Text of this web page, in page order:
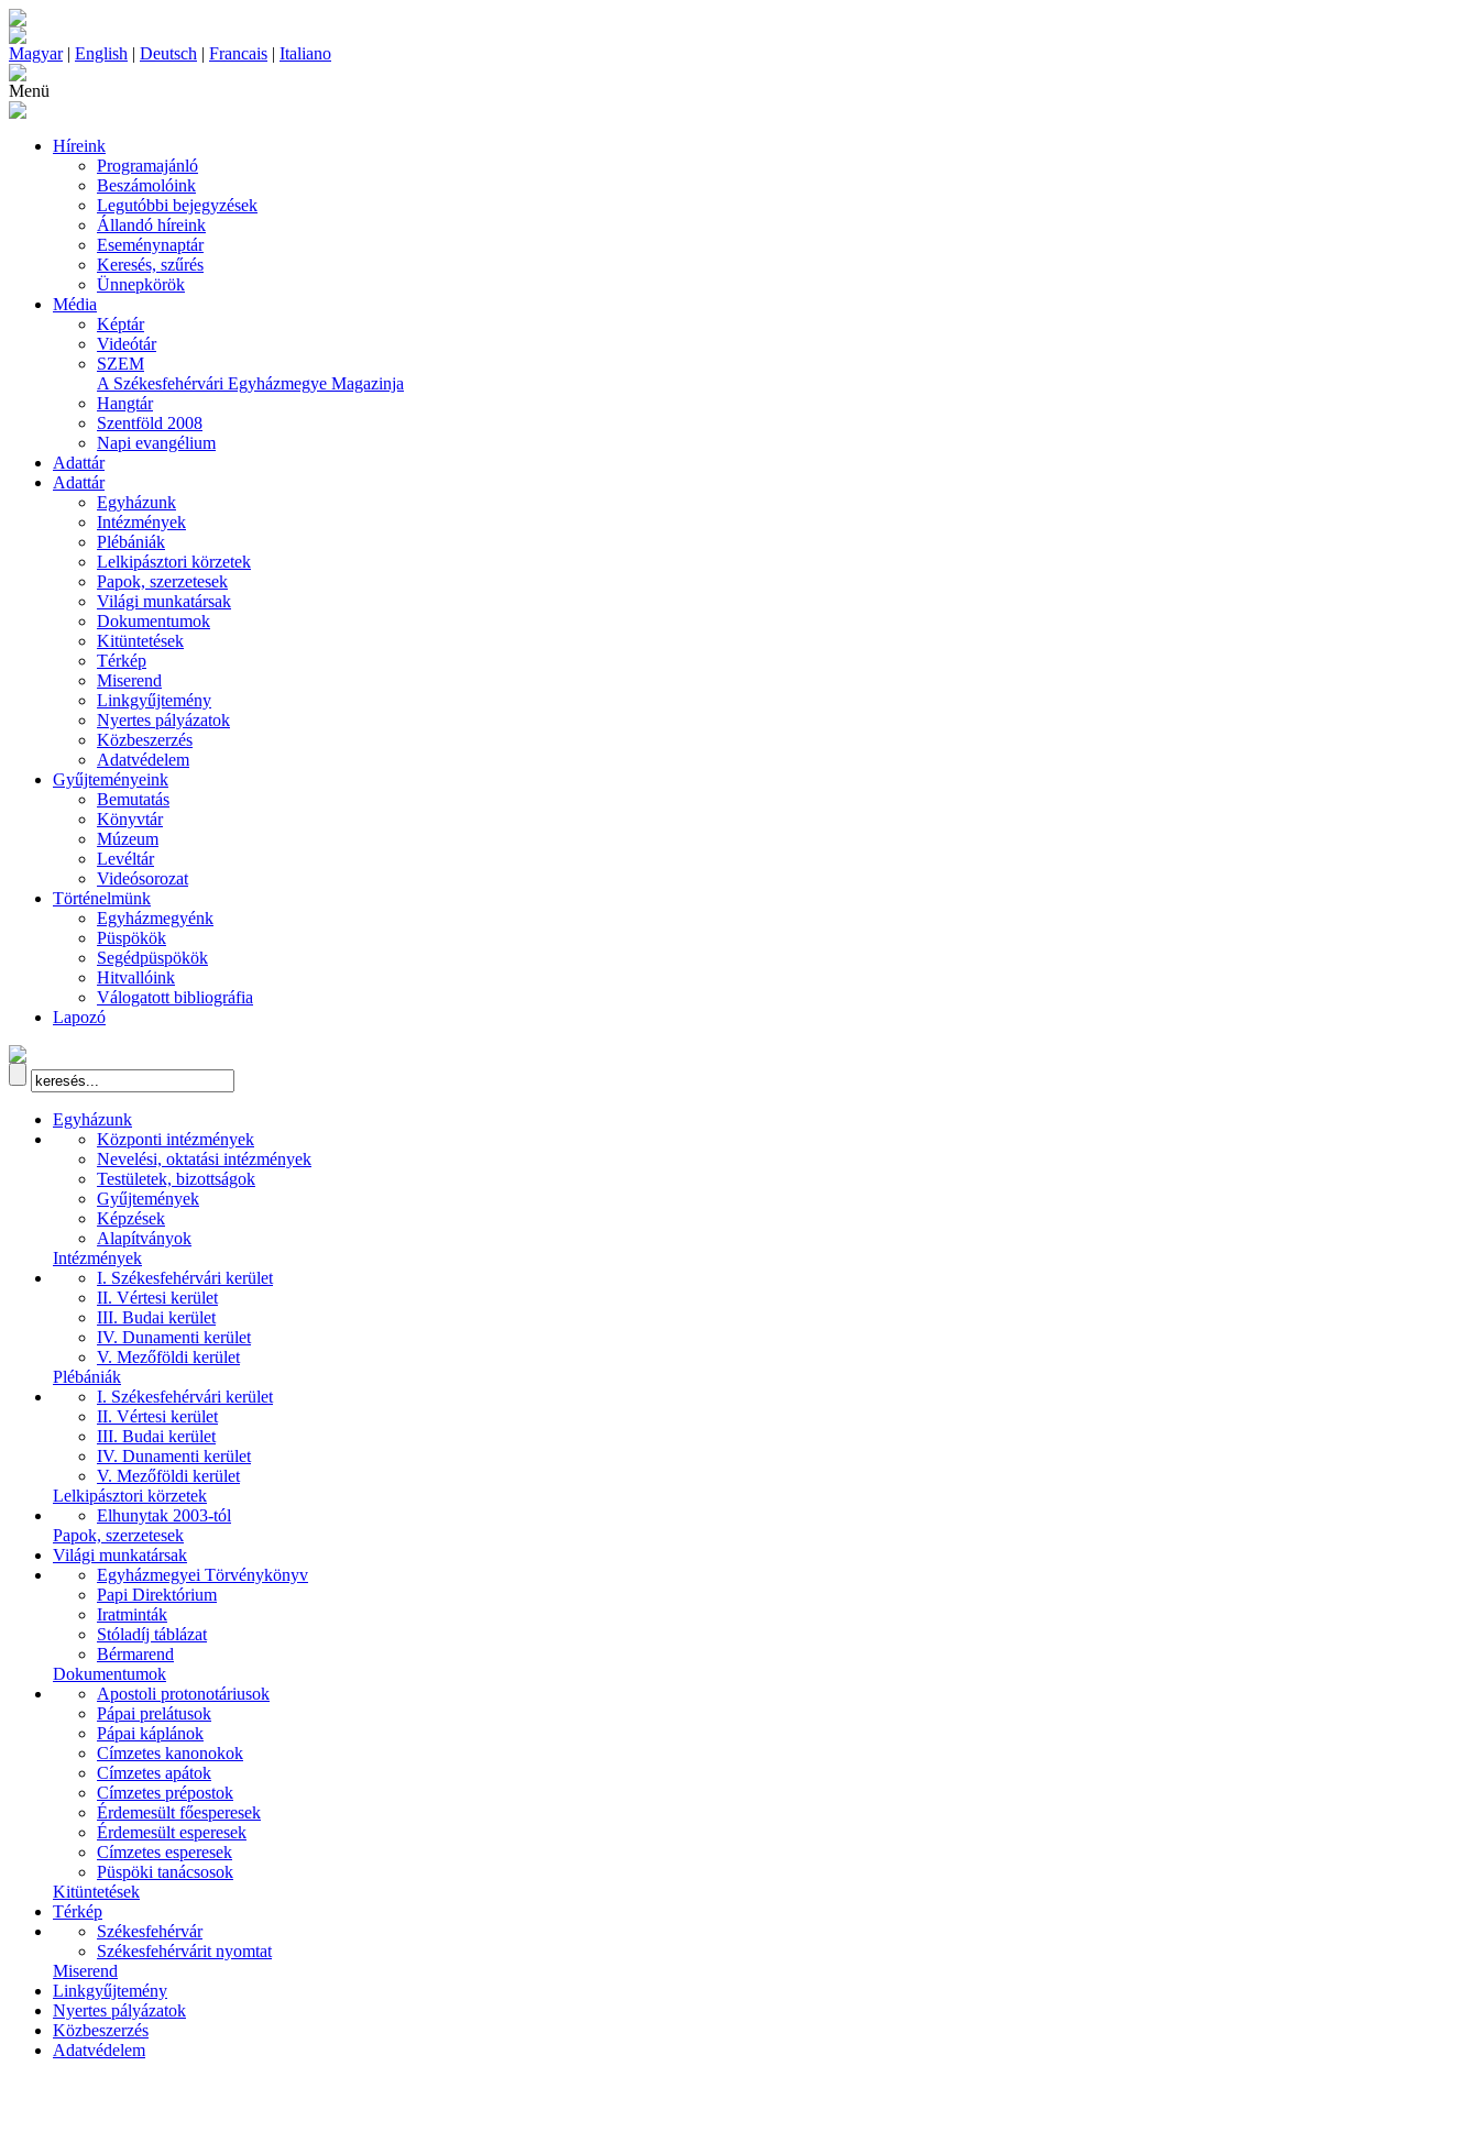
Magyar| English | Deutsch | Francais | Italiano
Menü
Híreink
Programajánló
Beszámolóink
Legutóbbi bejegyzések
Állandó híreink
Eseménynaptár
Keresés, szűrés
Ünnepkörök
Média
Képtár
Videótár
SZEM
A Székesfehérvári Egyházmegye Magazinja
Hangtár
Szentföld 2008
Napi evangélium
Adattár
Adattár
Egyházunk
Intézmények
Plébániák
Lelkipásztori körzetek
Papok, szerzetesek
Világi munkatársak
Dokumentumok
Kitüntetések
Térkép
Miserend
Linkgyűjtemény
Nyertes pályázatok
Közbeszerzés
Adatvédelem
Gyűjteményeink
Bemutatás
Könyvtár
Múzeum
Levéltár
Videósorozat
Történelmünk
Egyházmegyénk
Püspökök
Segédpüspökök
Hitvallóink
Válogatott bibliográfia
Lapozó
Egyházunk
Központi intézmények
Nevelési, oktatási intézmények
Testületek, bizottságok
Gyűjtemények
Képzések
Alapítványok
Intézmények
I. Székesfehérvári kerület
II. Vértesi kerület
III. Budai kerület
IV. Dunamenti kerület
V. Mezőföldi kerület
Plébániák
I. Székesfehérvári kerület
II. Vértesi kerület
III. Budai kerület
IV. Dunamenti kerület
V. Mezőföldi kerület
Lelkipásztori körzetek
Elhunytak 2003-tól
Papok, szerzetesek
Világi munkatársak
Egyházmegyei Törvénykönyv
Papi Direktórium
Iratminták
Stóladíj táblázat
Bérmarend
Dokumentumok
Apostoli protonotáriusok
Pápai prelátusok
Pápai káplánok
Címzetes kanonokok
Címzetes apátok
Címzetes prépostok
Érdemesült főesperesek
Érdemesült esperesek
Címzetes esperesek
Püspöki tanácsosok
Kitüntetések
Térkép
Székesfehérvár
Székesfehérvárit nyomtat
Miserend
Linkgyűjtemény
Nyertes pályázatok
Közbeszerzés
Adatvédelem